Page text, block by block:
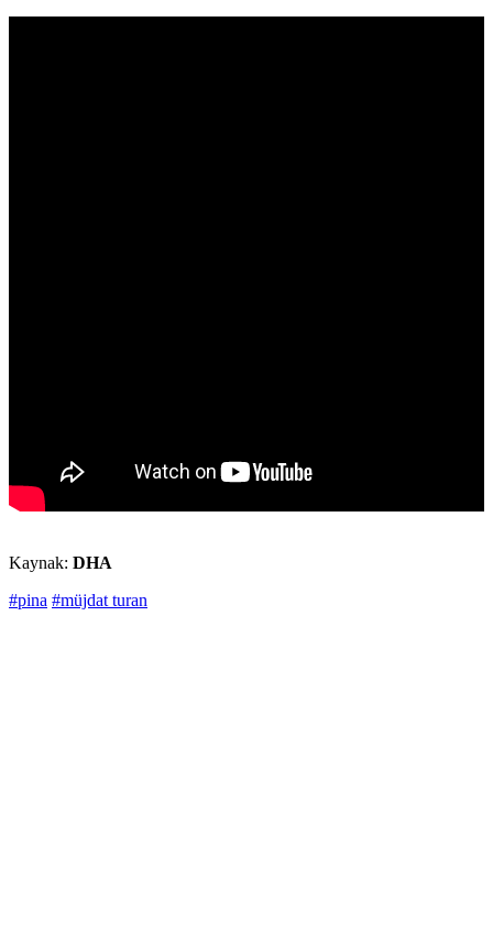
Kaynak: DHA
#pina #müjdat turan